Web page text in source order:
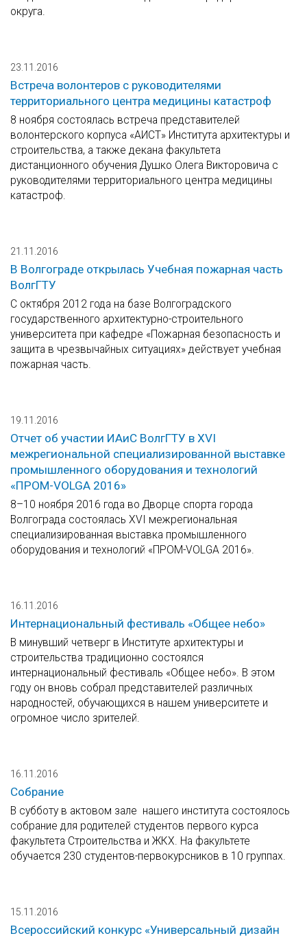
округа.
23.11.2016
Встреча волонтеров с руководителями
территориального центра медицины катастроф
8 ноября состоялась встреча представителей
волонтерского корпуса «АИСТ» Института архитектуры и
строительства, а также декана факультета
дистанционного обучения Душко Олега Викторовича с
руководителями территориального центра медицины
катастроф.
21.11.2016
В Волгограде открылась Учебная пожарная часть
ВолгГТУ
С октября 2012 года на базе Волгоградского
государственного архитектурно-строительного
университета при кафедре «Пожарная безопасность и
защита в чрезвычайных ситуациях» действует учебная
пожарная часть.
19.11.2016
Отчет об участии ИАиС ВолгГТУ в XVI
межрегиональной специализированной выставке
промышленного оборудования и технологий
«ПРОМ-VOLGA 2016»
8–10 ноября 2016 года во Дворце спорта города
Волгограда состоялась XVI межрегиональная
специализированная выставка промышленного
оборудования и технологий «ПРОМ-VOLGA 2016».
16.11.2016
Интернациональный фестиваль «Общее небо»
В минувший четверг в Институте архитектуры и
строительства традиционно состоялся
интернациональный фестиваль «Общее небо». В этом
году он вновь собрал представителей различных
народностей, обучающихся в нашем университете и
огромное число зрителей.
16.11.2016
Собрание
В субботу в актовом зале нашего института состоялось
собрание для родителей студентов первого курса
факультета Строительства и ЖКХ. На факультете
обучается 230 студентов-первокурсников в 10 группах.
15.11.2016
Всероссийский конкурс «Универсальный дизайн